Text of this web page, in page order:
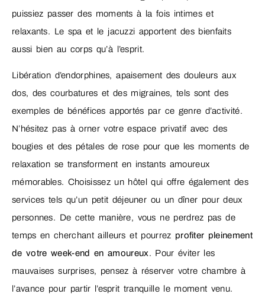
puissiez passer des moments à la fois intimes et
relaxants. Le spa et le jacuzzi apportent des bienfaits
aussi bien au corps qu’à l’esprit.
Libération d’endorphines, apaisement des douleurs aux
dos, des courbatures et des migraines, tels sont des
exemples de bénéfices apportés par ce genre d’activité.
N’hésitez pas à orner votre espace privatif avec des
bougies et des pétales de rose pour que les moments de
relaxation se transforment en instants amoureux
mémorables. Choisissez un hôtel qui offre également des
services tels qu’un petit déjeuner ou un dîner pour deux
personnes. De cette manière, vous ne perdrez pas de
temps en cherchant ailleurs et pourrez profiter pleinement
de votre week-end en amoureux. Pour éviter les
mauvaises surprises, pensez à réserver votre chambre à
l’avance pour partir l’esprit tranquille le moment venu.